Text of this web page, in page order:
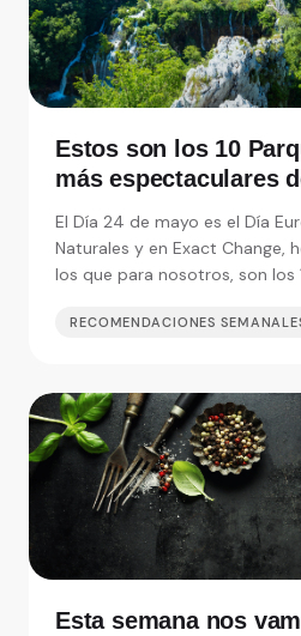
Estos son los 10
más espectaculares
El Día 24 de mayo es el Día
Naturales y en Exact Change,
los que para nosotros, son los
RECOMENDACIONES
Esta semana nos